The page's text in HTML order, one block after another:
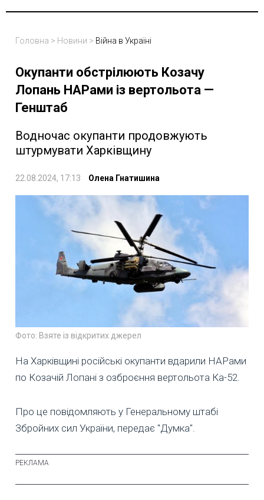
Головна > Новини > Війна в Україні
Окупанти обстрілюють Козачу
Лопань НАРами із вертольота —
Генштаб
Водночас окупанти продовжують
штурмувати Харківщину
22.08.2024, 17:13 Олена Гнатишина
Фото: Взяте із відкритих джерел
На Харківщині російські окупанти вдарили НАРами
по Козачій Лопані з озброєння вертольота Ка-52.
Про це повідомляють у Генеральному штабі
Збройних сил України, передає "Думка".